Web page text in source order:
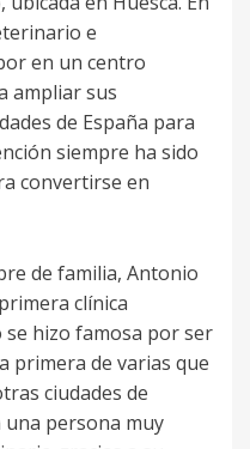
e
en un centro
ampliar sus
de España para
siempre ha sido
convertirse en
de familia, Antonio
clínica
hizo famosa por ser
primera de varias que
ciudades de
una persona muy